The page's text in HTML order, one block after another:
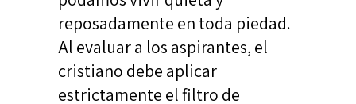
reposadamente en toda piedad.
Al evaluar a los aspirantes, el
cristiano debe aplicar
estrictamente el filtro de